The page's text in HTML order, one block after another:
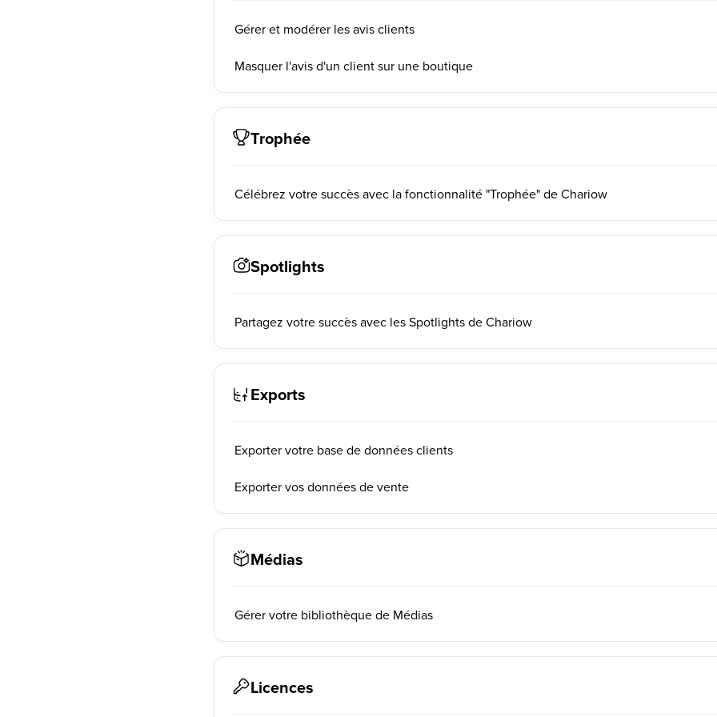
Gérer et modérer les avis clients
Masquer l'avis d'un client sur une boutique
Trophée
Célébrez votre succès avec la fonctionnalité "Trophée" de Chariow
Spotlights
Partagez votre succès avec les Spotlights de Chariow
Exports
Exporter votre base de données clients
Exporter vos données de vente
Médias
Gérer votre bibliothèque de Médias
Licences